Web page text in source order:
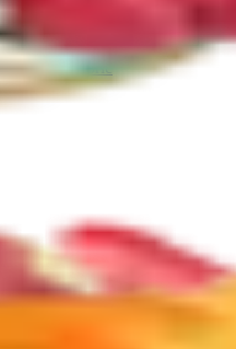
Další kategorie